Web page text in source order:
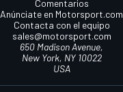
Comentarios
Anúnciate en Motorsport.com
Contacta con el equipo
sales@motorsport.com
650 Madison Avenue,
New York, NY 10022
USA